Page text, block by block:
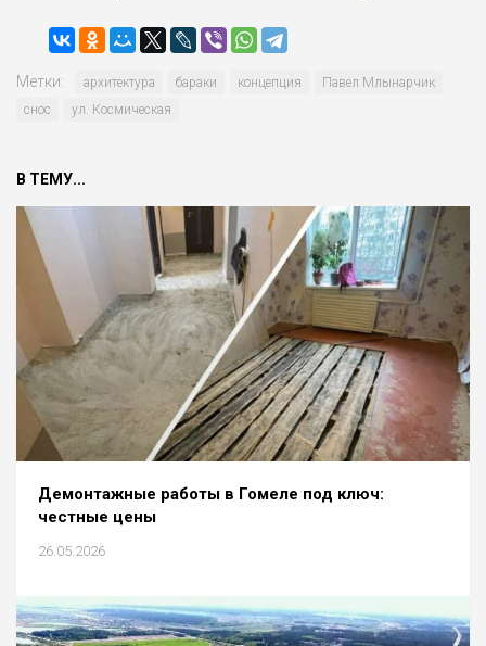
Метки: архитектура бараки концепция
Павел Млынарчик
снос
ул. Космическая
В ТЕМУ...
Демонтажные работы в Гомеле под ключ:
честные цены
26.05.2026